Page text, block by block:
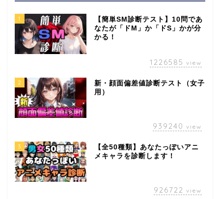
1
【簡単SM診断テスト】10問であ
なたが「ドM」か「ドS」かが分
かる！
1226585 view
2
新・顔面偏差値診断テスト（女子
用）
939240 view
3
【全50種類】あなたっぽいアニ
メキャラを診断します！
926722 view